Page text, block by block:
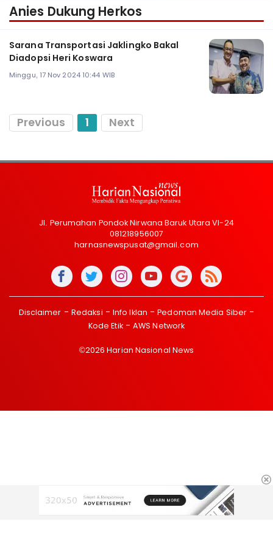
Anies Dukung Herkos
Sarana Transportasi Jaklingko Bakal
Diadopsi Heri Koswara
Minggu, 17 Nov 2024 10:44 WIB
Previous 1 Next
Jl. Perumahan Pondok Nirwana Baruk Utara VI-24
081218956007
harnasnewspusat@gmail.com
Disclaimer Redaksi Info Iklan
Pedoman Media Siber
Kode Etik
AWS Network
©2026 Harian Nasional News